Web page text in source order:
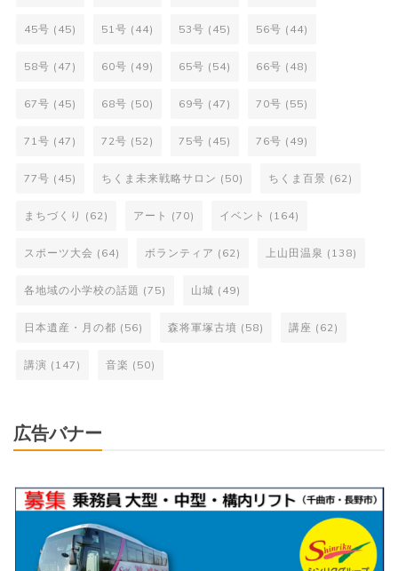
45号 (45) 51号 (44) 53号 (45) 56号 (44)
58号 (47) 60号 (49) 65号 (54) 66号 (48)
67号 (45) 68号 (50) 69号 (47) 70号 (55)
71号 (47) 72号 (52) 75号 (45) 76号 (49)
77号 (45) ちくま未来戦略サロン (50) ちくま百景 (62)
まちづくり (62) アート (70) イベント (164)
スポーツ大会 (64) ボランティア (62) 上山田温泉 (138)
各地域の小学校の話題 (75) 山城 (49)
日本遺産・月の都 (56) 森将軍塚古墳 (58) 講座 (62)
講演 (147) 音楽 (50)
広告バナー